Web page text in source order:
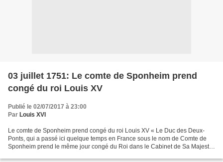
03 juillet 1751: Le comte de Sponheim prend
congé du roi Louis XV
Publié le 02/07/2017 à 23:00
Par Louis XVI
Le comte de Sponheim prend congé du roi Louis XV « Le Duc des Deux-
Ponts, qui a passé ici quelque temps en France sous le nom de Comte de
Sponheim prend le même jour congé du Roi dans le Cabinet de Sa Majesté